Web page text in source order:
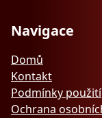
Navigace
Domů
Kontakt
Podmínky použití
Ochrana